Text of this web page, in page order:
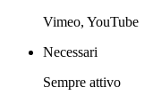
Vimeo, YouTube
Necessari
Sempre attivo